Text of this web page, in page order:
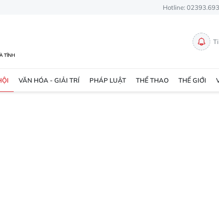
Hotline:
VĂN HÓA - GIẢI TRÍ PHÁP LUẬT THỂ THAO THẾ GIỚI